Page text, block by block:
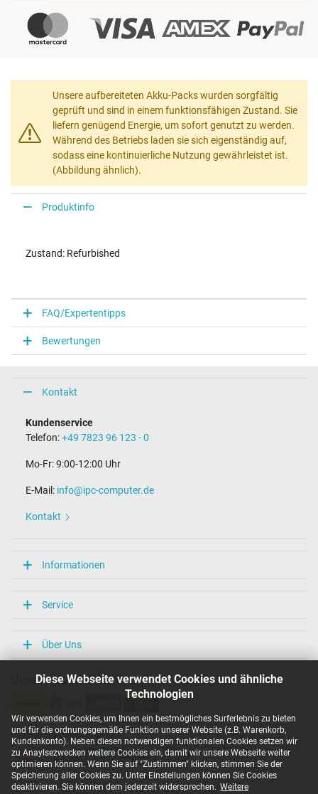
Diese Webseite verwendet Cookies und ähnliche
Technologien
Wir verwenden Cookies, um Ihnen ein bestmögliches Surferlebnis zu bieten
und für die ordnungsgemäße Funktion unserer Website (z.B. Warenkorb,
Kundenkonto). Neben diesen notwendigen funktionalen Cookies setzen wir
zu Anaylsezwecken weitere Cookies ein, damit wir unsere Webseite weiter
optimieren können. Wenn Sie auf "Zustimmen" klicken, stimmen Sie der
Speicherung aller Cookies zu. Unter Einstellungen können Sie Cookies
deaktivieren. Sie können dem jederzeit widersprechen. Weitere
Unsere aufbereiteten Akku-Packs wurden sorgfältig
geprüft und sind in einem funktionsfähigen Zustand. Sie
liefern genügend Energie, um sofort genutzt zu werden.
Während des Betriebs laden sie sich eigenständig auf,
sodass eine kontinuierliche Nutzung gewährleistet ist.
(Abbildung ähnlich).
Produktinfo
Zustand: Refurbished
FAQ/Expertentipps
Bewertungen
Kontakt
Kundenservice
Telefon:+49 7823 96 123 - 0
Mo-Fr: 9:00-12:00 Uhr
E-Mail: info@ipc-computer.de
Kontakt
Informationen
Service
Über Uns
Unsere Versandarten
Unsere Zahlarten